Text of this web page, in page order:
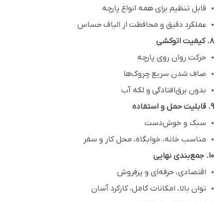
قابل تنظیم برای همه انواع پارچه
عملکرد دقیق و محافظت از الیاف حساس
۸. کیفیت اتوکشی
حرکت روان روی پارچه
صاف شدن سریع چروک‌ها
بدون برق‌افتادگی و لکه آب
۹. قابلیت حمل و استفاده
سبک و خوش‌دست
مناسب خانه، خوابگاه، محل کار و سفر
۱۰. جمع‌بندی نهایی
اقتصادی، حرفه‌ای و پرفروش
توان بالا، امکانات کامل، کارکرد آسان